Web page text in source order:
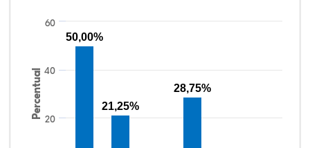
Percentual 20
40
60
50,00%
21,25%
28,75%
32,57%
11,01%
0,59%
53,62%
0,23%
1,98%
33,06%
7,95%
0,46%
55,81%
1,22%
1,50%